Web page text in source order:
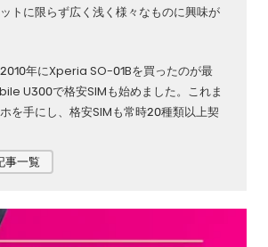
トに限らず広く浅く様々なものに興味が
年にXperia SO-01Bを買ったのが最
U300で格安SIMも始めました。これま
を手にし、格安SIMも常時20種類以上契
一覧